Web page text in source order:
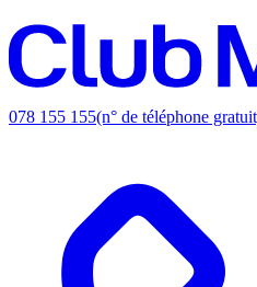
078 155 155(n° de téléphone